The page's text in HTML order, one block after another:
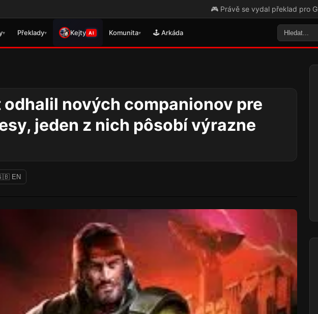
🎮 Právě se vydal překlad pro GRAIN ROT!🎮
▾ Překlady▾ Kejty AI Komunita▾ 🕹️ Arkáda
nových companionov pre
jeden z nich pôsobí výrazne
EN